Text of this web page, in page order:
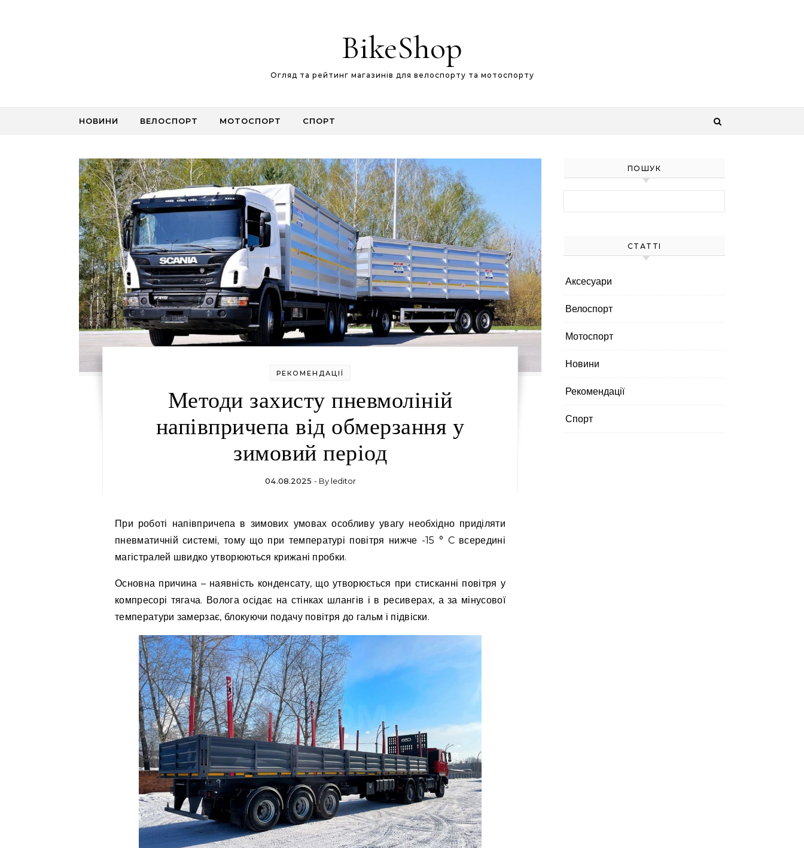
BikeShop
Огляд та рейтинг магазинів для велоспорту та мотоспорту
НОВИНИ ВЕЛОСПОРТ МОТОСПОРТ СПОРТ
РЕКОМЕНДАЦІЇ
Методи захисту пневмоліній
напівпричепа від обмерзання у
зимовий період
04.08.2025 - By leditor
При роботі напівпричепа в зимових умовах особливу увагу необхідно приділяти
пневматичній системі, тому що при температурі повітря нижче -15 ° C всередині
магістралей швидко утворюються крижані пробки.
Основна причина – наявність конденсату, що утворюється при стисканні повітря у
компресорі тягача. Волога осідає на стінках шлангів і в ресиверах, а за мінусової
температури замерзає, блокуючи подачу повітря до гальм і підвіски.
ПОШУК
СТАТТІ
Аксесуари
Велоспорт
Мотоспорт
Новини
Рекомендації
Спорт